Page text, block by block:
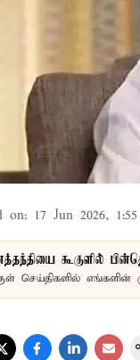
on: 17 Jun 2026,
கூகுளில்
செய்திகளில்